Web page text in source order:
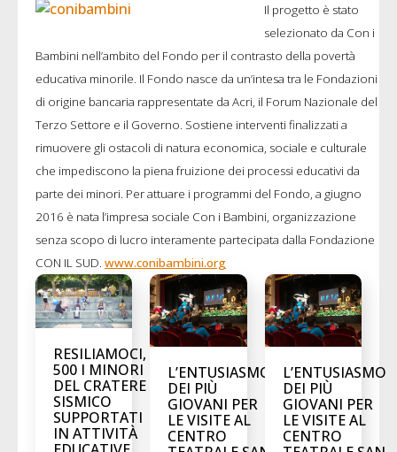
Il progetto è stato
selezionato da Con i
Bambini nell’ambito del Fondo per il contrasto della povertà
educativa minorile. Il Fondo nasce da un’intesa tra le Fondazioni
di origine bancaria rappresentate da Acri, il Forum Nazionale del
Terzo Settore e il Governo. Sostiene interventi finalizzati a
rimuovere gli ostacoli di natura economica, sociale e culturale
che impediscono la piena fruizione dei processi educativi da
parte dei minori. Per attuare i programmi del Fondo, a giugno
2016 è nata l’impresa sociale Con i Bambini, organizzazione
senza scopo di lucro interamente partecipata dalla Fondazione
CON IL SUD. www.conibambini.org
RESILIAMOCI,
500 I MINORI
DEL CRATERE
SISMICO
SUPPORTATI
IN ATTIVITÀ
L’ENTUSIASMO
DEI PIÙ
GIOVANI PER
LE VISITE AL
CENTRO
L’ENTUSIASMO
DEI PIÙ
GIOVANI PER
LE VISITE AL
CENTRO